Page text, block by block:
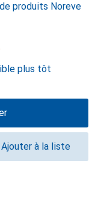
produits Noreve
plus tôt
Ajouter à la liste